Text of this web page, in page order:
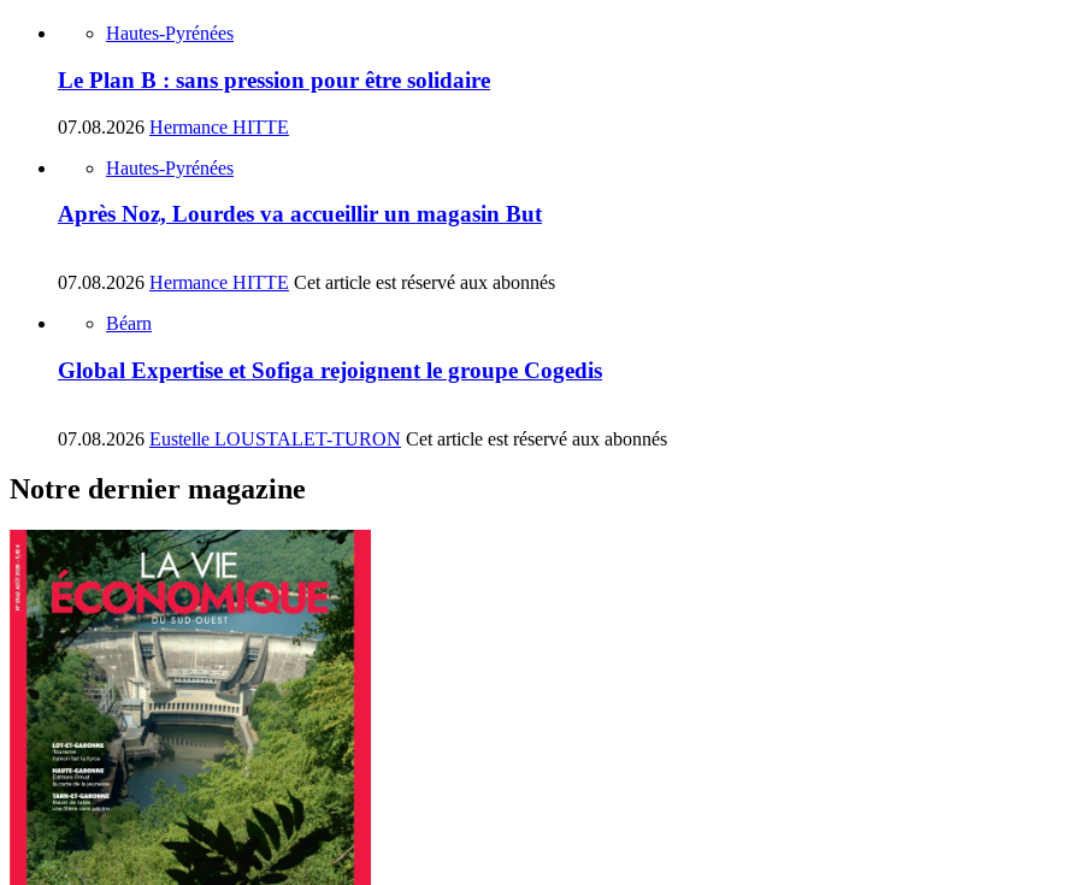
Hautes-Pyrénées
Le Plan B : sans pression pour être solidaire
07.08.2026 Hermance HITTE
Hautes-Pyrénées
Après Noz, Lourdes va accueillir un magasin But
07.08.2026 Hermance HITTE Cet article est réservé aux abonnés
Béarn
Global Expertise et Sofiga rejoignent le groupe Cogedis
07.08.2026 Eustelle LOUSTALET-TURON Cet article est réservé aux abonnés
Notre dernier magazine